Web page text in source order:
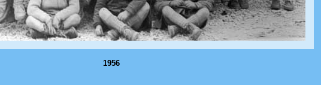
1956